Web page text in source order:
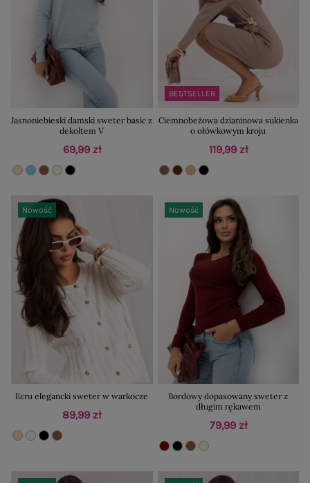
Jasnoniebieski damski sweter basic z
dekoltem V
69,99 zł
BESTSELLER
Ciemnobeżowa dzianinowa sukienka
o ołówkowym kroju
119,99 zł
Nowość
Ecru elegancki sweter w warkocze
89,99 zł
Nowość
Bordowy dopasowany sweter z
długim rękawem
79,99 zł